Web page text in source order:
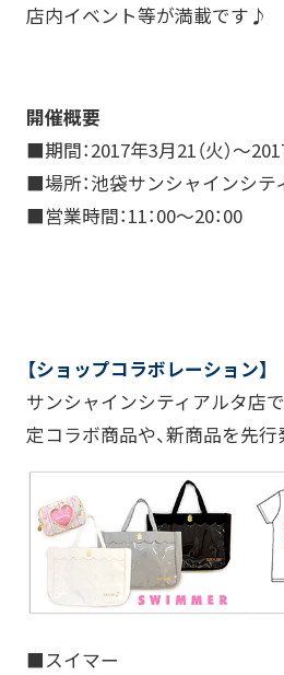
店内イベント等が満載です♪
開催概要
■期間：2017年3月21（火）～
■場所：池袋サンシャインシテ
■営業時間：11：00～20：00
【ショップコラボレーション】
サンシャインシティアルタ店
定コラボ商品や、新商品を先行
■スイマー